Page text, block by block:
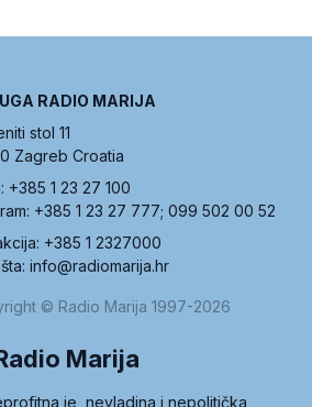
RADIO MARIJA
stol 11
Zagreb Croatia
+385 1 23 27 100
+385 1 23 27 777; 099 502 00 52
+385 1 2327000
info@radiomarija.hr
© Radio Marija 1997-2026
Marija
je, nevladina i nepolitička